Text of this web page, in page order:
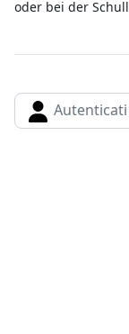
oder bei der
Autenticati